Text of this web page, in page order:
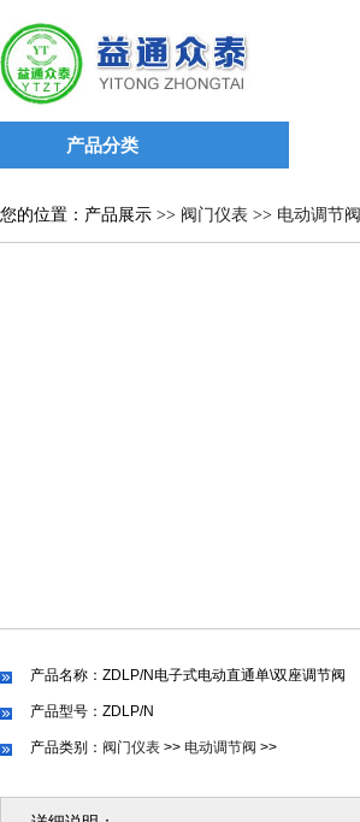
产品分类
您的位置：产品展示 >> 阀门仪表 >> 电动调节阀
产品名称：ZDLP/N电子式电动直通单\双座调节阀
产品型号：ZDLP/N
产品类别： 阀门仪表 >> 电动调节阀 >>